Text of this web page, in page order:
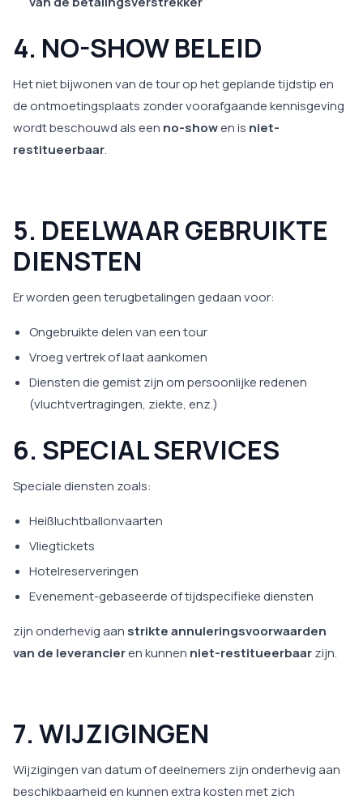
4. NO-SHOW BELEID
Het niet bijwonen van de tour op het geplande tijdstip en
de ontmoetingsplaats zonder voorafgaande kennisgeving
wordt beschouwd als een no-showen is niet-
restitueerbaar.
5. DEELWAAR GEBRUIKTE
DIENSTEN
Er worden geen terugbetalingen gedaan voor:
Ongebruikte delen van een tour
Vroeg vertrek of laat aankomen
Diensten die gemist zijn om persoonlijke redenen
(vluchtvertragingen, ziekte, enz.)
6. SPECIAL SERVICES
Speciale diensten zoals:
Heißluchtballonvaarten
Vliegtickets
Hotelreserveringen
Evenement-gebaseerde of tijdspecifieke diensten
zijn onderhevig aan strikte annuleringsvoorwaarden
van de leverancieren kunnen niet-restitueerbaarzijn.
7. WIJZIGINGEN
Wijzigingen van datum of deelnemers zijn onderhevig aan
beschikbaarheid en kunnen extra kosten met zich